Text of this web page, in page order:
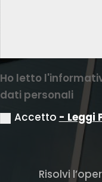
Ho letto
dati personali
Accetto - Leggi
Risolvi